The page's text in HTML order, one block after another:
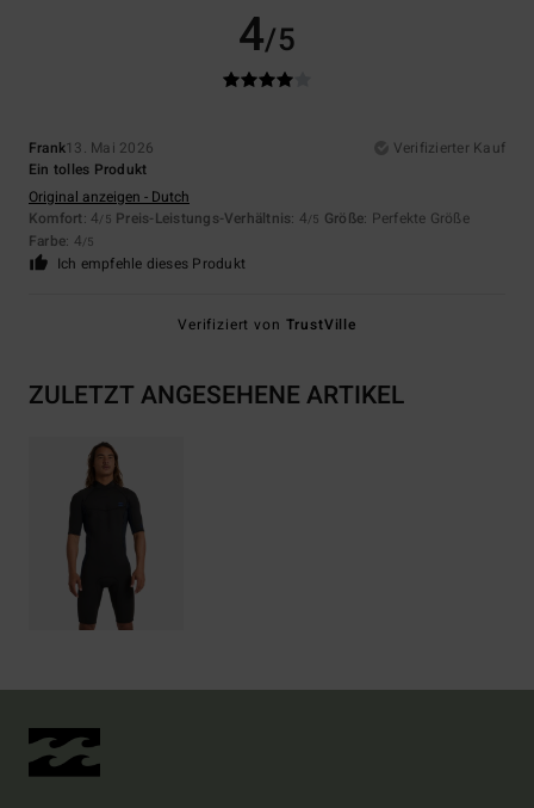
4/5
Frank13. Mai 2026
Verifizierter Kauf
Ein tolles Produkt
Original anzeigen - Dutch
Komfort: 4/5 Preis-Leistungs-Verhältnis: 4/5 Größe: Perfekte Größe
Farbe: 4/5
Ich empfehle dieses Produkt
Verifiziert von TrustVille
ZULETZT ANGESEHENE ARTIKEL